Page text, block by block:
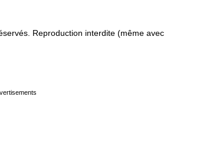
Reproduction interdite (même avec